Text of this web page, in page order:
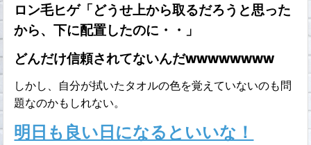
ロン毛ヒゲ「どうせ上から取るだろうと思った
から、下に配置したのに・・」
どんだけ信頼されてないんだwwwwwwww
しかし、自分が拭いたタオルの色を覚えていないのも問
題なのかもしれない。
明日も良い日になるといいな！